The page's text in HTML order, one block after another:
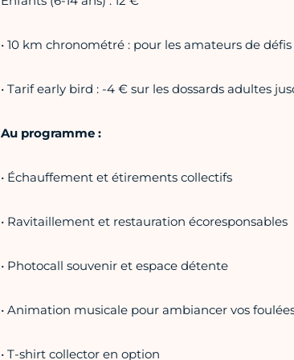
• 10 km chronométré : pour les amateurs de
• Tarif early bird : -4 € sur les dossards adultes
Au programme :
• Échauffement et étirements collectifs
• Ravitaillement et restauration écoresponsables
• Photocall souvenir et espace détente
• Animation musicale pour ambiancer vos
• T-shirt collector en option